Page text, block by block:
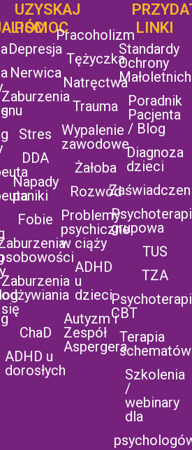
UZYSKAJ
POMOC
Depresja
Nerwica
Zaburzenia
snu
Stres
DDA
Napady
paniki
Fobie
Zaburzenia
odżywiania
się
ChaD
ADHD u
dorosłych
UZYSKAJ
POMOC
Pracoholizm
Tężyczka
Natręctwa
Trauma
Wypalenie
zawodowe
Żałoba
Rozwód
Problemy
psychiczne
w ciąży
ADHD
u
dzieci
Autyzm i
Zespół
Aspergera
LINKI
Standardy
Ochrony
Małoletnich
Poradnik
Pacjenta
/ Blog
Diagnoza
dzieci
grupowa
TUS
TZA
CBT
Terapia
schematów
Szkolenia
/
webinary
dla